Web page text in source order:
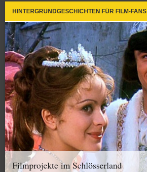
HINTERGRUNDGESCHICHTEN FÜR FILM-FANS
Filmprojekte im Schlösserland